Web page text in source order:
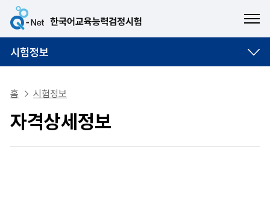
시험정보
홈 시험정보
자격상세정보